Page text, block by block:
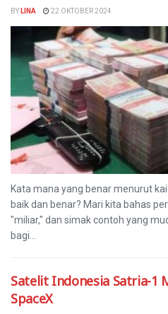
BY LINA 22 OKTOBER 2024
Kata mana yang benar menurut
baik dan benar? Mari kita bahas
"miliar," dan simak contoh yang
bagi...
Satelit Indonesia Satria-1
SpaceX